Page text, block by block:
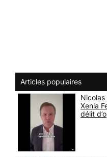
Articles populaires
Xenia
délit